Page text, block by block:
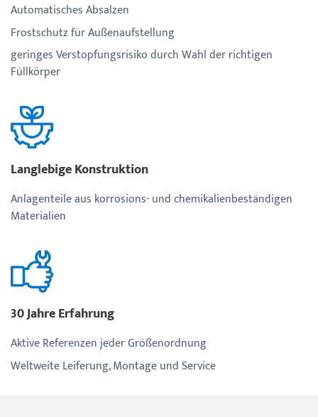
Automatisches Absalzen
Frostschutz für Außenaufstellung
geringes Verstopfungsrisiko durch Wahl der richtigen
Füllkörper
Langlebige Konstruktion
Anlagenteile aus korrosions- und chemikalienbeständigen
Materialien
30 Jahre Erfahrung
Aktive Referenzen jeder Größenordnung
Weltweite Leiferung, Montage und Service